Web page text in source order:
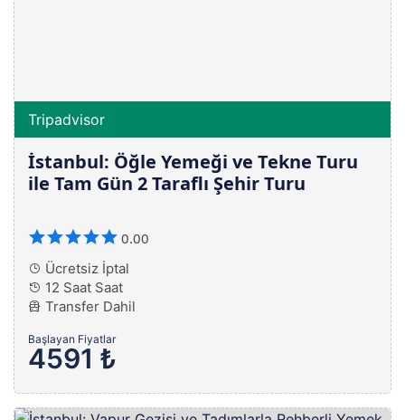
Tripadvisor
İstanbul: Öğle Yemeği ve Tekne Turu
ile Tam Gün 2 Taraflı Şehir Turu
0.00
Ücretsiz İptal
12 Saat Saat
Transfer Dahil
Başlayan Fiyatlar
4591 ₺